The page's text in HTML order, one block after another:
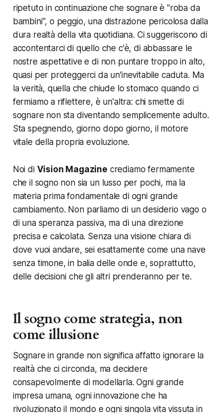
ripetuto in continuazione che sognare è "roba da
bambini", o peggio, una distrazione pericolosa dalla
dura realtà della vita quotidiana. Ci suggeriscono di
accontentarci di quello che c'è, di abbassare le
nostre aspettative e di non puntare troppo in alto,
quasi per proteggerci da un'inevitabile caduta. Ma
la verità, quella che chiude lo stomaco quando ci
fermiamo a riflettere, è un'altra: chi smette di
sognare non sta diventando semplicemente adulto.
Sta spegnendo, giorno dopo giorno, il motore
vitale della propria evoluzione.
Noi di Vision Magazine crediamo fermamente
che il sogno non sia un lusso per pochi, ma la
materia prima fondamentale di ogni grande
cambiamento. Non parliamo di un desiderio vago o
di una speranza passiva, ma di una direzione
precisa e calcolata. Senza una visione chiara di
dove vuoi andare, sei esattamente come una nave
senza timone, in balia delle onde e, soprattutto,
delle decisioni che gli altri prenderanno per te.
Il sogno come strategia, non
come illusione
Sognare in grande non significa affatto ignorare la
realtà che ci circonda, ma decidere
consapevolmente di modellarla. Ogni grande
impresa umana, ogni innovazione che ha
rivoluzionato il mondo e ogni singola vita vissuta in